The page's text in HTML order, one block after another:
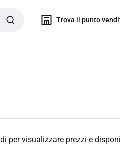
Trova il punto
per visualizzare prezzi e